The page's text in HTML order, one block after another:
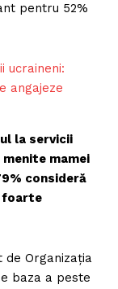
pentru 52%
ucraineni:
angajeze
la servicii
mamei
consideră
foarte
Organizația
baza a peste